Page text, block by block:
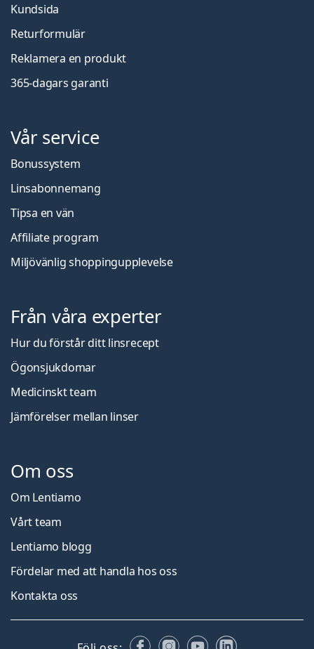
Kundsida
Returformulär
Reklamera en produkt
365-dagars garanti
Vår service
Bonussystem
Linsabonnemang
Tipsa en vän
Affiliate program
Miljövänlig shoppingupplevelse
Från våra experter
Hur du förstår ditt linsrecept
Ögonsjukdomar
Medicinskt team
Jämförelser mellan linser
Om oss
Om Lentiamo
Vårt team
Lentiamo blogg
Fördelar med att handla hos oss
Kontakta oss
FacebookInstagram
YouTubeLinkedIn